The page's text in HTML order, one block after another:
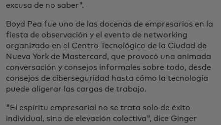
excusa de no saber".
Boyd Pea fue uno de las docenas de empresarios en la
fiesta de observación y el evento de networking
organizado en el Centro Tecnológico de la Ciudad de
Nueva York de Mastercard, que provocó una animada
conversación y consejos informales sobre todo, desde
consejos de ciberseguridad hasta cómo la tecnología
puede aligerar las cargas de trabajo.
"El espíritu empresarial no se trata solo de éxito
individual, sino de elevación colectiva", dice Ginger